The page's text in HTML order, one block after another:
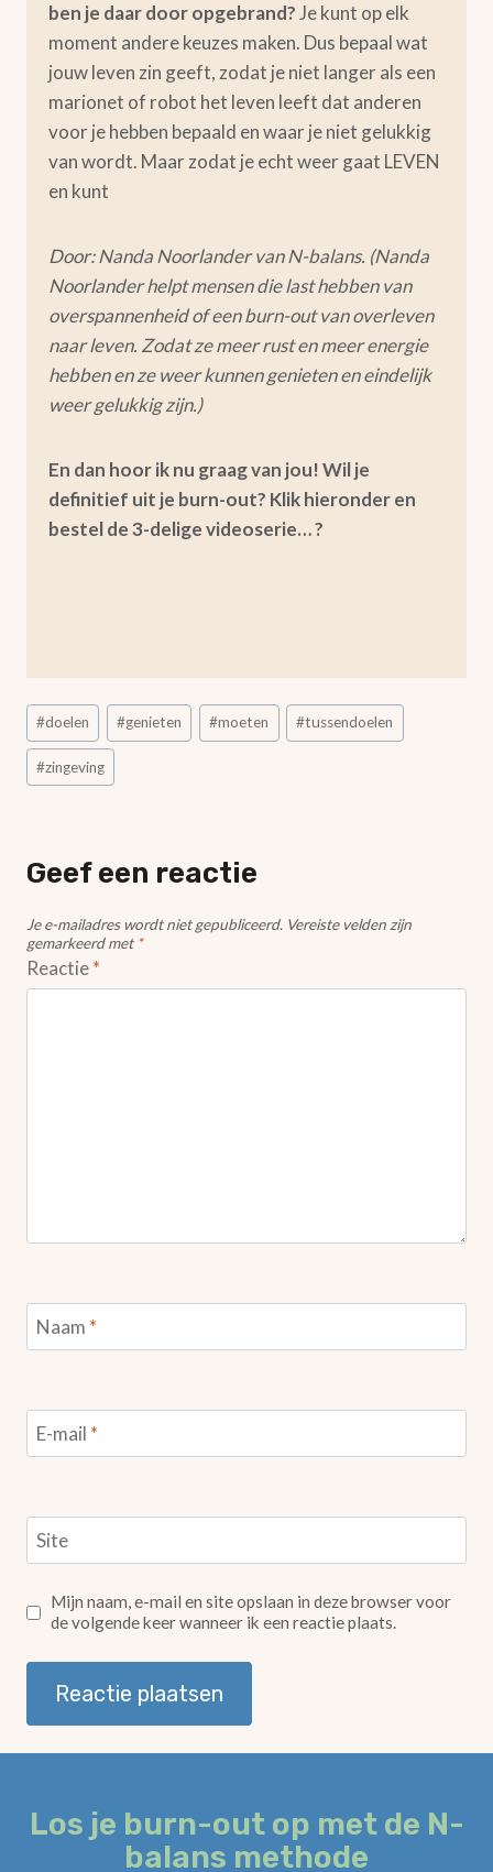
ben je daar door opgebrand? Je kunt op elk
moment andere keuzes maken. Dus bepaal wat
jouw leven zin geeft, zodat je niet langer als een
marionet of robot het leven leeft dat anderen
voor je hebben bepaald en waar je niet gelukkig
van wordt. Maar zodat je echt weer gaat LEVEN
en kunt
Door: Nanda Noorlander van N-balans. (Nanda
Noorlander helpt mensen die last hebben van
overspannenheid of een burn-out van overleven
naar leven. Zodat ze meer rust en meer energie
hebben en ze weer kunnen genieten en eindelijk
weer gelukkig zijn.)
En dan hoor ik nu graag van jou! Wil je
definitief uit je burn-out? Klik hieronder en
bestel de 3-delige videoserie… ?
Bericht
tags:
#doelen #genieten #moeten #tussendoelen
#zingeving
Geef een reactie
Je e-mailadres wordt niet gepubliceerd. Vereiste velden zijn
gemarkeerd met *
Reactie*
Naam *
E-mail *
Site
Mijn naam, e-mail en site opslaan in deze browser voor
de volgende keer wanneer ik een reactie plaats.
Los je burn-out op met de N-
balans methode